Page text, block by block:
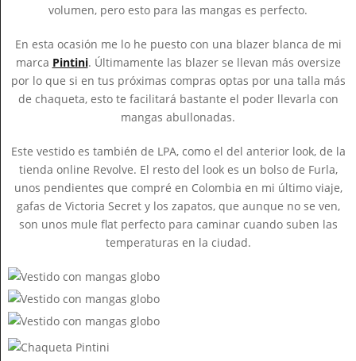
volumen, pero esto para las mangas es perfecto.
En esta ocasión me lo he puesto con una blazer blanca de mi
marca Pintini. Últimamente las blazer se llevan más oversize
por lo que si en tus próximas compras optas por una talla más
de chaqueta, esto te facilitará bastante el poder llevarla con
mangas abullonadas.
Este vestido es también de LPA, como el del anterior look, de la
tienda online Revolve. El resto del look es un bolso de Furla,
unos pendientes que compré en Colombia en mi último viaje,
gafas de Victoria Secret y los zapatos, que aunque no se ven,
son unos mule flat perfecto para caminar cuando suben las
temperaturas en la ciudad.